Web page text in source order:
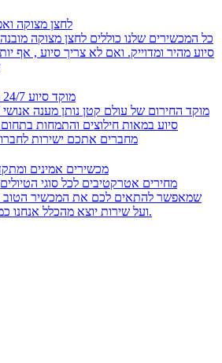
לחצן מצוקה
כל המכשירים שלנו כוללים לחצן מצוקה
סיוע מהיר ומדוייק. ואם לא צריך סיוע , אף
מוקד סיוע 24/7 מקושר לכל חברות הביטוח
סיוע במאות חילוצים והתמחות
מחברים אתכם ישירות
מכשירים אמינים
מחירים אטרקטיבים לכל סוגי הטיולים,
שמאפשר להתאים לכם את המכשיר הטוב
ועל שירות יוצא מהכלל אנחנו כמובן אף פעם לא מתפשרים.